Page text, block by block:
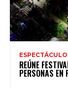
REÚNE
PERSONAS EN